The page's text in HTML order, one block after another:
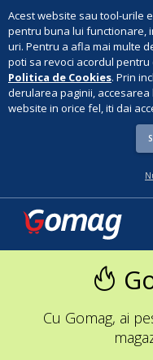
Acest website sau tool-urile
pentru buna lui functionare,
uri. Pentru a afla mai multe
poti sa revoci acordul
Politica de Cookies. Prin
derularea paginii,
website in orice fel, iti dai
Cu Gomag, ai